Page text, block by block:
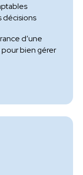
décisions
d’une
bien gérer